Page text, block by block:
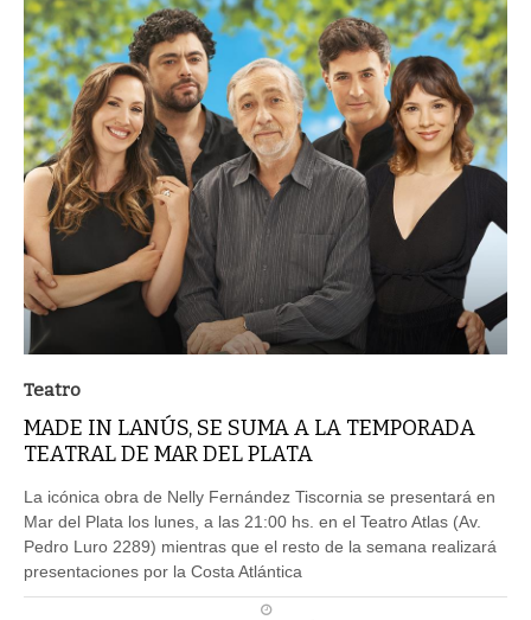
Teatro
MADE IN LANÚS, SE SUMA A LA TEMPORADA
TEATRAL DE MAR DEL PLATA
La icónica obra de Nelly Fernández Tiscornia se presentará en
Mar del Plata los lunes, a las 21:00 hs. en el Teatro Atlas (Av.
Pedro Luro 2289) mientras que el resto de la semana realizará
presentaciones por la Costa Atlántica